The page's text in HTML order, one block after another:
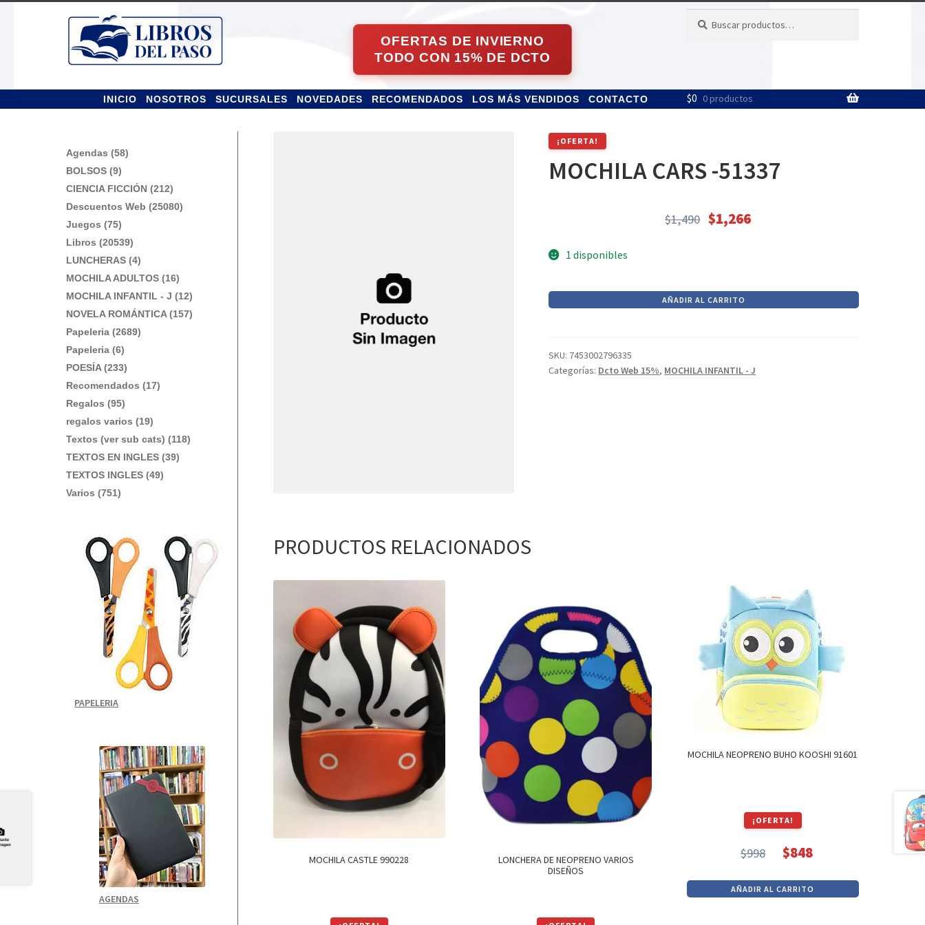
Ir
la
navegación
Ir
contenido
por:
INICIO NOSOTROS SUCURSALES NOVEDADES RECOMENDADOS LOS MÁS VENDIDOS CONTACTO $0 0 productos
¡OFERTA!
MOCHILA CARS -51337
$1,490 El
$1,490.
$1,266
El
$1,266.
1 disponibles
MOCHILA
cantidad
AÑADIR AL CARRITO
SKU: 7453002796335
Categorías: Dcto Web 15%, MOCHILA INFANTIL - J
PRODUCTOS RELACIONADOS
MOCHILA CASTLE 990228
LONCHERA DE NEOPRENO VARIOS
DISEÑOS
MOCHILA NEOPRENO BUHO KOOSHI 91601
¡OFERTA!
$998
precio
original
$848
precio
actual
AÑADIR AL CARRITO
Agendas (58)
BOLSOS (9)
CIENCIA FICCIÓN (212)
Descuentos Web (25080)
Juegos (75)
Libros (20539)
LUNCHERAS (4)
MOCHILA ADULTOS (16)
MOCHILA INFANTIL - J (12)
NOVELA ROMÁNTICA (157)
Papeleria (2689)
Papeleria (6)
POESÍA (233)
Recomendados (17)
Regalos (95)
regalos varios (19)
Textos (ver sub cats) (118)
TEXTOS EN INGLES (39)
TEXTOS INGLES (49)
Varios (751)
PAPELERIA
AGENDAS